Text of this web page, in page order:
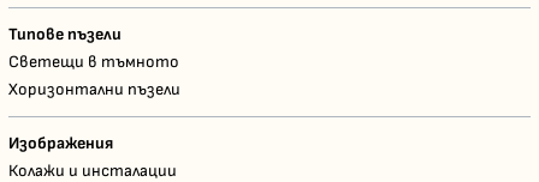
Типове пъзели
Светещи в тъмното
Хоризонтални пъзели
Изображения
Колажи и инсталации